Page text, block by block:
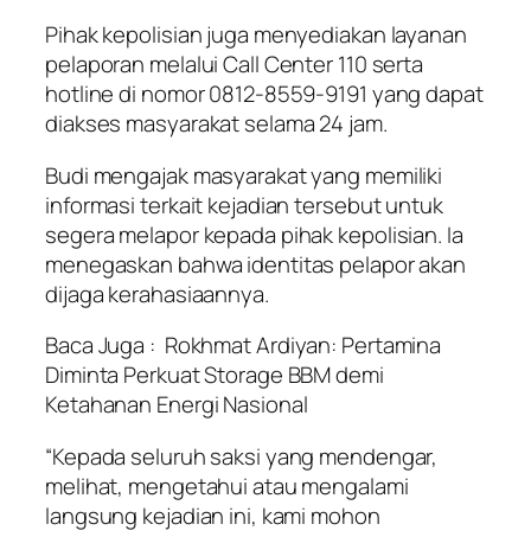
Pihak kepolisian juga menyediakan layanan
pelaporan melalui Call Center 110 serta
hotline di nomor 0812-8559-9191 yang dapat
diakses masyarakat selama 24 jam.
Budi mengajak masyarakat yang memiliki
informasi terkait kejadian tersebut untuk
segera melapor kepada pihak kepolisian. Ia
menegaskan bahwa identitas pelapor akan
dijaga kerahasiaannya.
Baca Juga : Rokhmat Ardiyan: Pertamina
Diminta Perkuat Storage BBM demi
Ketahanan Energi Nasional
“Kepada seluruh saksi yang mendengar,
melihat, mengetahui atau mengalami
langsung kejadian ini, kami mohon